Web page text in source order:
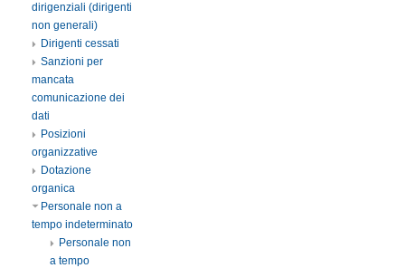
dirigenziali (dirigenti
non generali)
Dirigenti cessati
Sanzioni per
mancata
comunicazione dei
dati
Posizioni
organizzative
Dotazione
organica
Personale non a
tempo indeterminato
Personale non
a tempo